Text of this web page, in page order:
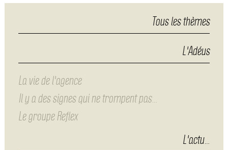
Tous les thèmes
L'Adéus
La vie de l'agence
Il y a des signes qui ne trompent pas…
Le groupe Reflex
L'actu…